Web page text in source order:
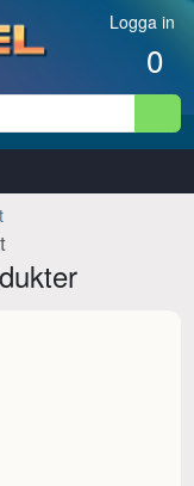
Logga in
0